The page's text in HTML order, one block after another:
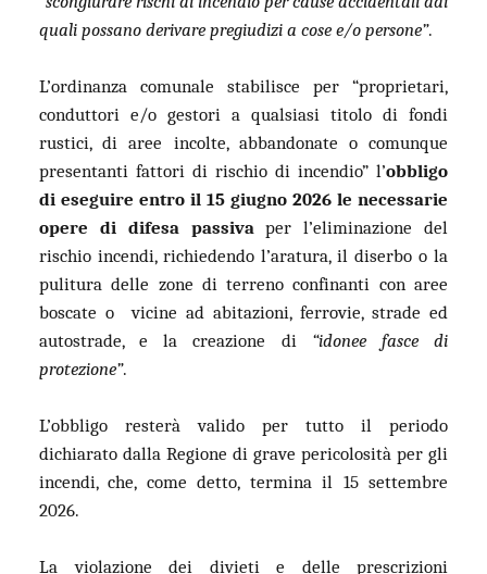
quali possano derivare pregiudizi a cose e/o persone”.
L’ordinanza comunale stabilisce per “proprietari,
conduttori e/o gestori a qualsiasi titolo di fondi
rustici, di aree incolte, abbandonate o comunque
presentanti fattori di rischio di incendio” l’obbligo
di eseguire entro il 15 giugno 2026 le necessarie
opere di difesa passiva per l’eliminazione del
rischio incendi, richiedendo l’aratura, il diserbo o la
pulitura delle zone di terreno confinanti con aree
boscate o
vicine ad abitazioni, ferrovie, strade ed
autostrade, e la creazione di “idonee fasce di
protezione”.
L’obbligo resterà valido per tutto il periodo
dichiarato dalla Regione di grave pericolosità per gli
incendi, che, come detto, termina il 15 settembre
2026.
La violazione dei divieti e delle prescrizioni